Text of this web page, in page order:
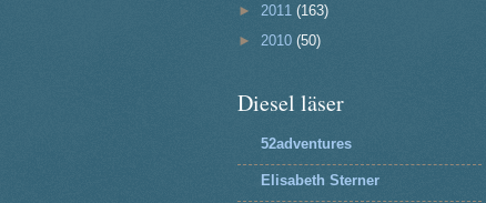
► 2011 (163)
► 2010 (50)
Diesel läser
52adventures
Elisabeth Sterner